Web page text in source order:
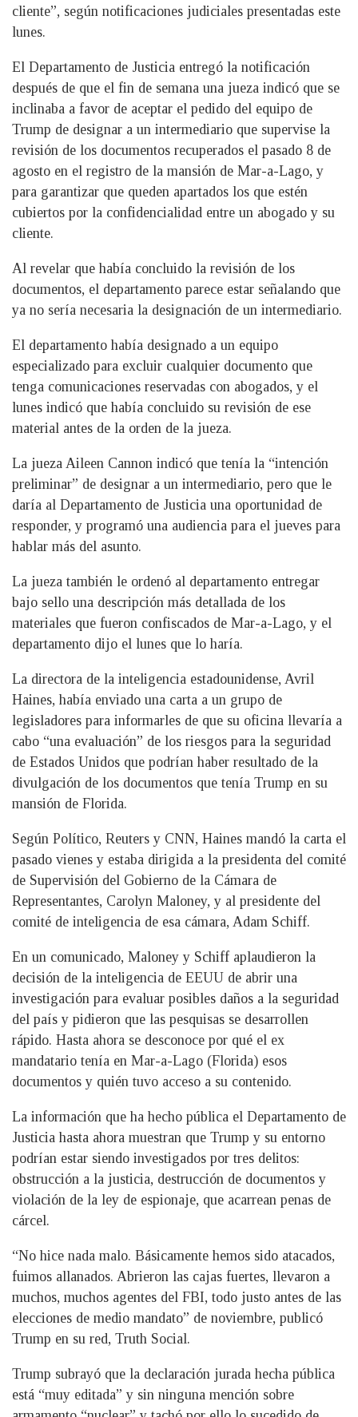
cliente”, según notificaciones judiciales presentadas este
lunes.
El Departamento de Justicia entregó la notificación
después de que el fin de semana una jueza indicó que se
inclinaba a favor de aceptar el pedido del equipo de
Trump de designar a un intermediario que supervise la
revisión de los documentos recuperados el pasado 8 de
agosto en el registro de la mansión de Mar-a-Lago, y
para garantizar que queden apartados los que estén
cubiertos por la confidencialidad entre un abogado y su
cliente.
Al revelar que había concluido la revisión de los
documentos, el departamento parece estar señalando que
ya no sería necesaria la designación de un intermediario.
El departamento había designado a un equipo
especializado para excluir cualquier documento que
tenga comunicaciones reservadas con abogados, y el
lunes indicó que había concluido su revisión de ese
material antes de la orden de la jueza.
La jueza Aileen Cannon indicó que tenía la “intención
preliminar” de designar a un intermediario, pero que le
daría al Departamento de Justicia una oportunidad de
responder, y programó una audiencia para el jueves para
hablar más del asunto.
La jueza también le ordenó al departamento entregar
bajo sello una descripción más detallada de los
materiales que fueron confiscados de Mar-a-Lago, y el
departamento dijo el lunes que lo haría.
La directora de la inteligencia estadounidense, Avril
Haines, había enviado una carta a un grupo de
legisladores para informarles de que su oficina llevaría a
cabo “una evaluación” de los riesgos para la seguridad
de Estados Unidos que podrían haber resultado de la
divulgación de los documentos que tenía Trump en su
mansión de Florida.
Según Político, Reuters y CNN, Haines mandó la carta el
pasado vienes y estaba dirigida a la presidenta del comité
de Supervisión del Gobierno de la Cámara de
Representantes, Carolyn Maloney, y al presidente del
comité de inteligencia de esa cámara, Adam Schiff.
En un comunicado, Maloney y Schiff aplaudieron la
decisión de la inteligencia de EEUU de abrir una
investigación para evaluar posibles daños a la seguridad
del país y pidieron que las pesquisas se desarrollen
rápido. Hasta ahora se desconoce por qué el ex
mandatario tenía en Mar-a-Lago (Florida) esos
documentos y quién tuvo acceso a su contenido.
La información que ha hecho pública el Departamento de
Justicia hasta ahora muestran que Trump y su entorno
podrían estar siendo investigados por tres delitos:
obstrucción a la justicia, destrucción de documentos y
violación de la ley de espionaje, que acarrean penas de
cárcel.
“No hice nada malo. Básicamente hemos sido atacados,
fuimos allanados. Abrieron las cajas fuertes, llevaron a
muchos, muchos agentes del FBI, todo justo antes de las
elecciones de medio mandato” de noviembre, publicó
Trump en su red, Truth Social.
Trump subrayó que la declaración jurada hecha pública
está “muy editada” y sin ninguna mención sobre